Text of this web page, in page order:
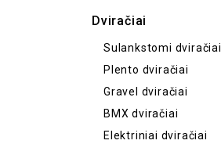
Dviračiai
Sulankstomi dviračiai
Plento dviračiai
Gravel dviračiai
BMX dviračiai
Elektriniai dviračiai